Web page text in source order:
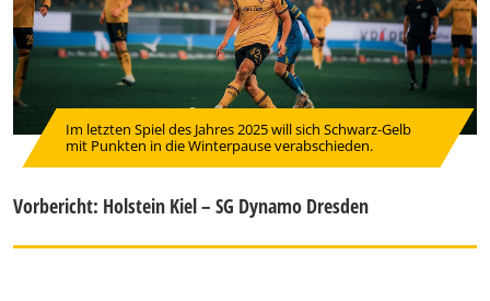
Im letzten Spiel des Jahres 2025 will sich Schwarz-Gelb
mit Punkten in die Winterpause verabschieden.
Vorbericht: Holstein Kiel – SG Dynamo Dresden